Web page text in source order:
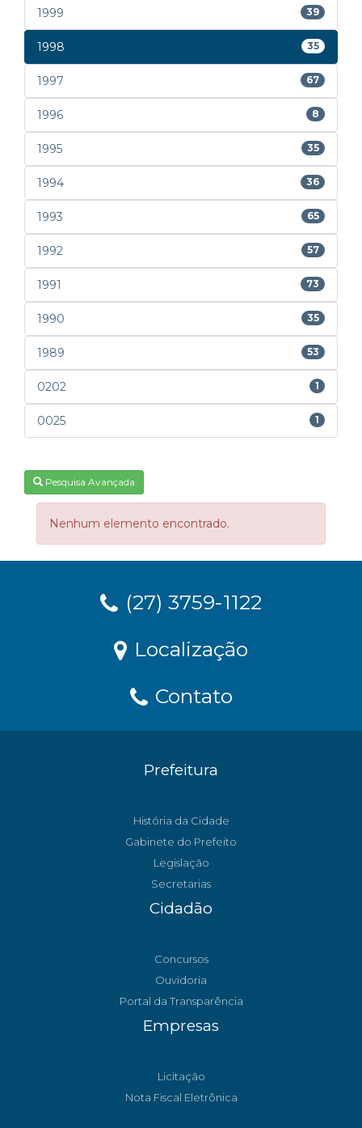
1999 39
1998 35
1997 67
1996 8
1995 35
1994 36
1993 65
1992 57
1991 73
1990 35
1989 53
0202 1
0025 1
Pesquisa Avançada
Nenhum elemento encontrado.
(27) 3759-1122
Localização
Contato
Prefeitura
História da Cidade
Gabinete do Prefeito
Legislação
Secretarias
Cidadão
Concursos
Ouvidoria
Portal da Transparência
Empresas
Licitação
Nota Fiscal Eletrônica